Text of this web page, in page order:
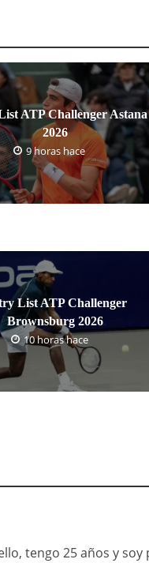
ATP Challenger Astana
2026
9 horas hace
List ATP Challenger
Brownsburg 2026
10 horas hace
tengo 25 años y